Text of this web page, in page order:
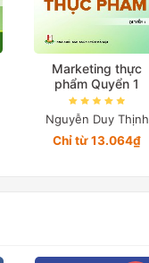
Marketing thực
phẩm Quyển 1
Nguyễn Duy Thịnh
Chỉ từ 13.064₫